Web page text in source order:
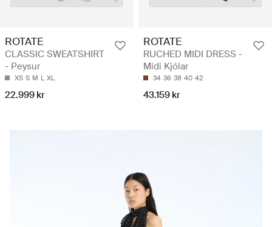
ROTATE
CLASSIC SWEATSHIRT
- Peysur
XS S M L XL
22.999 kr
ROTATE
RUCHED MIDI DRESS -
Midi Kjólar
34 36 38 40 42
43.159 kr